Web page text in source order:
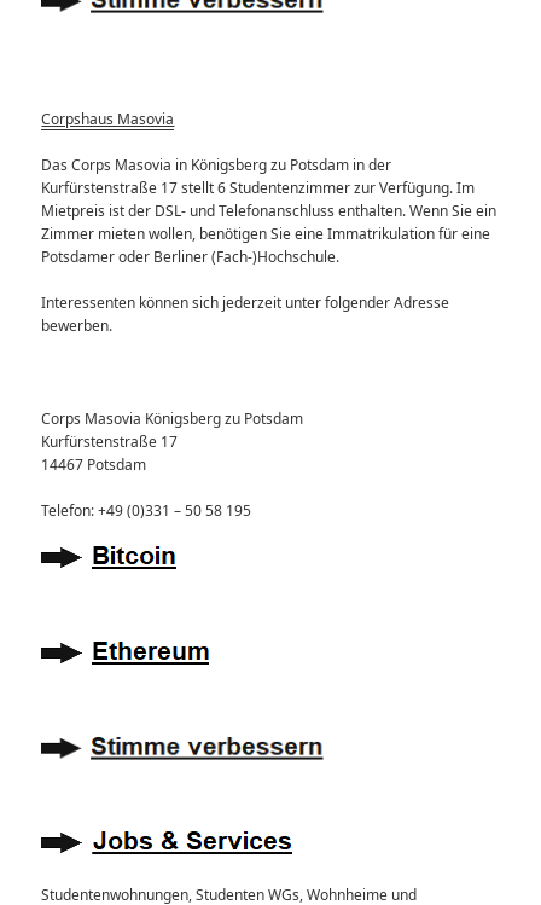
Corpshaus Masovia
Das Corps Masovia in Königsberg zu Potsdam in der
Kurfürstenstraße 17 stellt 6 Studentenzimmer zur Verfügung. Im
Mietpreis ist der DSL- und Telefonanschluss enthalten. Wenn Sie ein
Zimmer mieten wollen, benötigen Sie eine Immatrikulation für eine
Potsdamer oder Berliner (Fach-)Hochschule.
Interessenten können sich jederzeit unter folgender Adresse
bewerben.
Corps Masovia Königsberg zu Potsdam
Kurfürstenstraße 17
14467 Potsdam
Telefon: +49 (0)331 – 50 58 195
Studentenwohnungen, Studenten WGs, Wohnheime und